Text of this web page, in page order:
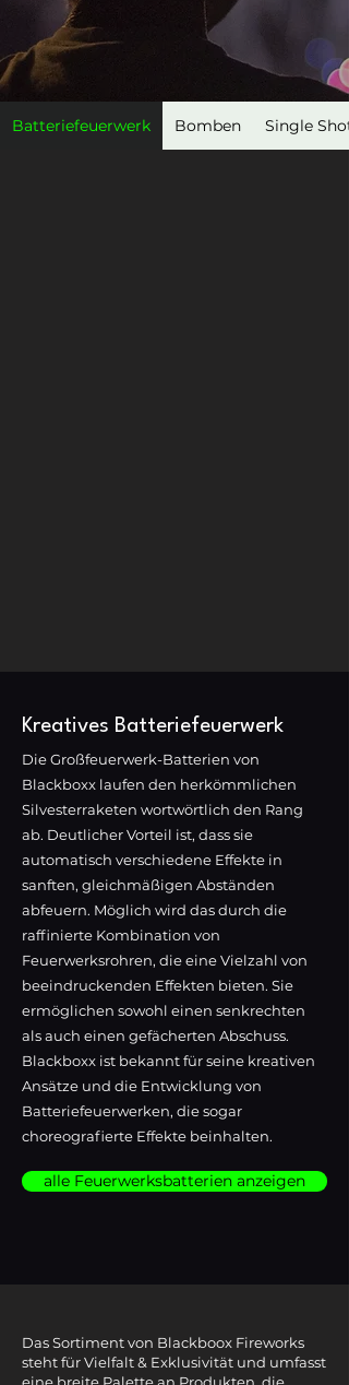
Batteriefeuerwerk Bomben Single
Kreatives Batteriefeuerwerk
Die Großfeuerwerk-Batterien von
Blackboxx laufen den herkömmlichen
Silvesterraketen wortwörtlich den Rang
ab. Deutlicher Vorteil ist, dass sie
automatisch verschiedene Effekte in
sanften, gleichmäßigen Abständen
abfeuern. Möglich wird das durch die
raffinierte Kombination von
Feuerwerksrohren, die eine Vielzahl von
beeindruckenden Effekten bieten. Sie
ermöglichen sowohl einen senkrechten
als auch einen gefächerten Abschuss.
Blackboxx ist bekannt für seine kreativen
Ansätze und die Entwicklung von
Batteriefeuerwerken, die sogar
choreografierte Effekte beinhalten.
alle Feuerwerksbatterien anzeigen
Das Sortiment von Blackboox Fireworks
steht für Vielfalt & Exklusivität und umfasst